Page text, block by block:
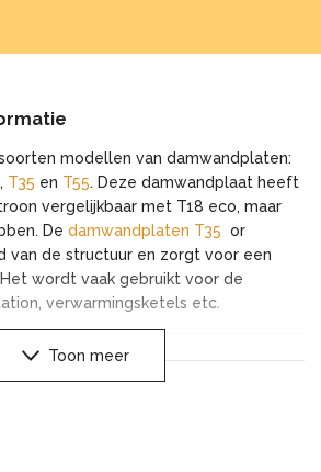
modellen van damwandplaten:
, T35 en T55. Deze damwandplaat heeft
vergelijkbaar met T18 eco, maar
De damwandplaten T35 or
van de structuur en zorgt voor een
wordt vaak gebruikt voor de
verwarmingsketels etc.
Toon meer